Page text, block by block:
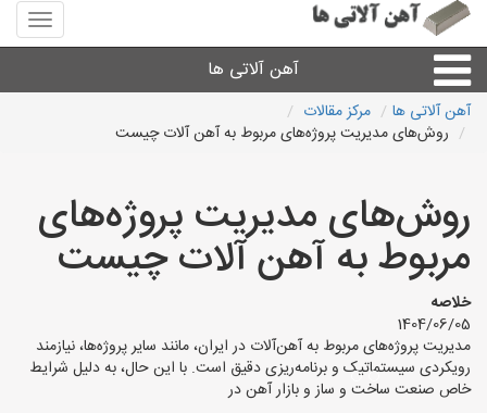
منوی
سایت
آلاتی
آهن آلاتی ها
میلگرد نبشی،مفتول
لوله و اتصالات
سایر آهن آلات
آهن آلاتی های شهرها
آهن آلاتی ها
مرکز مقالات
روش‌های مدیریت پروژه‌های مربوط به آهن آلات چیست
روش‌های مدیریت پروژه‌های
مربوط به آهن آلات چیست
خلاصه
1404/06/05
مدیریت پروژه‌های مربوط به آهن‌آلات در ایران، مانند سایر پروژه‌ها، نیازمند
رویکردی سیستماتیک و برنامه‌ریزی دقیق است. با این حال، به دلیل شرایط
خاص صنعت ساخت و ساز و بازار آهن در